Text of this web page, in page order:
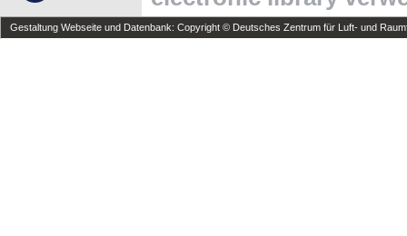
Gestaltung Webseite und Datenbank: Copyright © Deutsches Zentrum für Luft- und